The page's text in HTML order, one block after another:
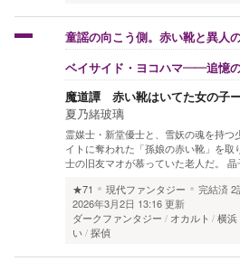
童謡の向こう側。赤い靴と異人
ベイサイド・ヨコハマ――追憶
魔道譚 赤い靴はいてた女の子
夏乃緒玻璃
霊媒士・新堂優士と、雪妖の魂を持
イトに奪われた「孫娘の赤い靴」を
士の旧友マオが慕っていた老人だ。
★71
現代ファンタジー 完結済2
2026年3月2日 13:16 更新
ダークファンタジー
オカルト 横浜
い 探偵